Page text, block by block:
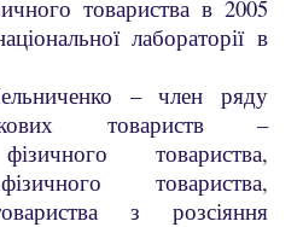
товариства в 2005
лабораторії в
– член ряду
товариств –
товариства,
товариства,
з розсіяння